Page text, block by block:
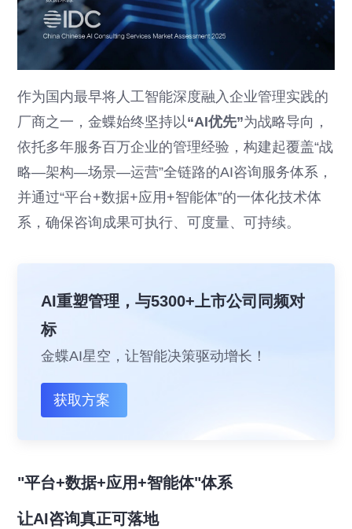
作为国内最早将人工智能深度融入企业管理实践的
厂商之一，金蝶始终坚持以“AI优先”为战略导向，
依托多年服务百万企业的管理经验，构建起覆盖“战
略—架构—场景—运营”全链路的AI咨询服务体系，
并通过“平台+数据+应用+智能体”的一体化技术体
系，确保咨询成果可执行、可度量、可持续。
AI重塑管理，与5300+上市公司同频对
标
金蝶AI星空，让智能决策驱动增长！
获取方案
"平台+数据+应用+智能体"体系
让AI咨询真正可落地